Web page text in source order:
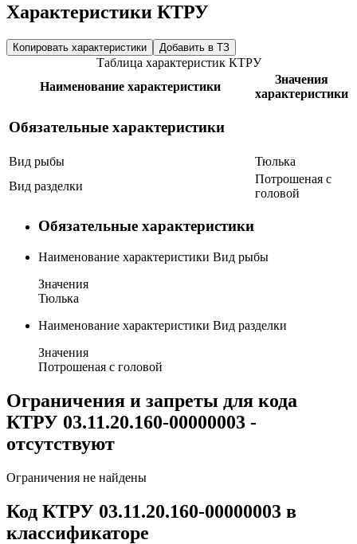
Характеристики КТРУ
Копировать характеристики Добавить в ТЗ
Таблица характеристик КТРУ
Наименование характеристики
Значения
характеристики
Обязательные характеристики
Вид рыбы
Тюлька
Вид разделки
Потрошеная с
головой
Обязательные характеристики
Наименование характеристики Вид рыбы
Значения
Тюлька
Наименование характеристики Вид разделки
Значения
Потрошеная с головой
Ограничения и запреты для кода
КТРУ 03.11.20.160-00000003 -
отсутствуют
Ограничения не найдены
Код КТРУ 03.11.20.160-00000003 в
классификаторе